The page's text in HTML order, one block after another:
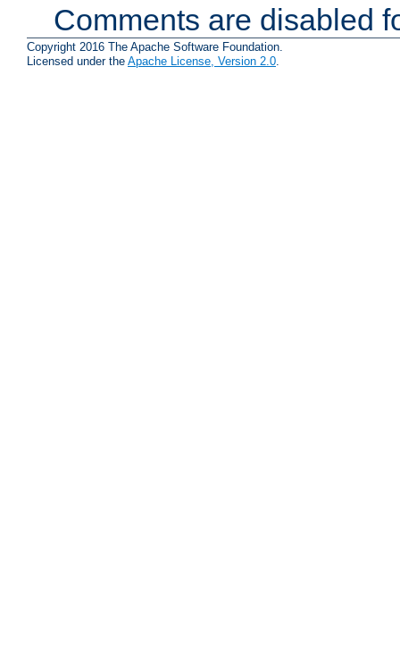
Comments are disabled
Copyright 2016 The Apache Software Foundation.
Licensed under the Apache License, Version 2.0.